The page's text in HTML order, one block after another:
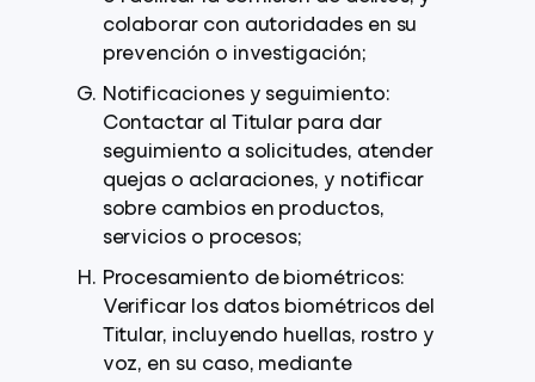
colaborar con autoridades en su
prevención o investigación;
Notificaciones y seguimiento:
Contactar al Titular para dar
seguimiento a solicitudes, atender
quejas o aclaraciones, y notificar
sobre cambios en productos,
servicios o procesos;
Procesamiento de biométricos:
Verificar los datos biométricos del
Titular, incluyendo huellas, rostro y
voz, en su caso, mediante